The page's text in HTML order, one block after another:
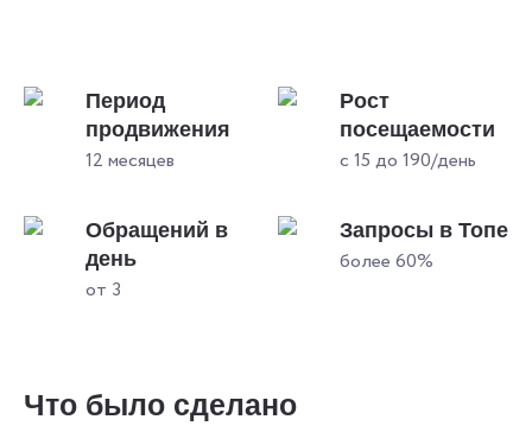
Период
продвижения
12 месяцев
Рост
посещаемости
с 15 до 190/день
Обращений в
день
от 3
Запросы в Топе
более 60%
Что было сделано